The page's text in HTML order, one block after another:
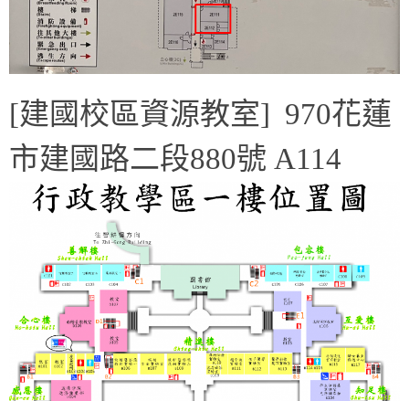
[建國校區資源教室] 970花蓮
市建國路二段880號 A114